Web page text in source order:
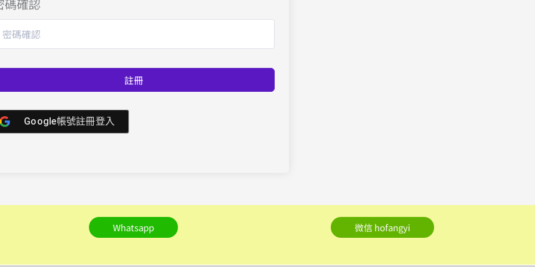
碼確認
註冊
Google帳號註冊登入
Whatsapp 微信 hofangyi